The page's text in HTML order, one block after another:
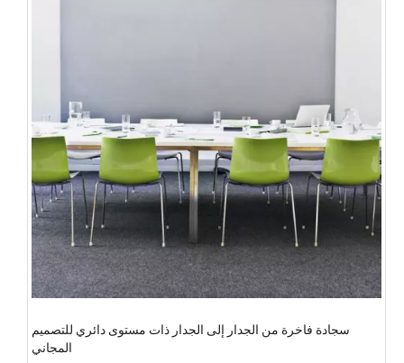
سجادة فاخرة من الجدار إلى الجدار ذات مستوى دائري للتصميم
المجاني